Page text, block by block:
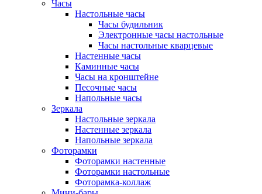
Часы
Настольные часы
Часы будильник
Электронные часы настольные
Часы настольные кварцевые
Настенные часы
Каминные часы
Часы на кронштейне
Песочные часы
Напольные часы
Зеркала
Настольные зеркала
Настенные зеркала
Напольные зеркала
Фоторамки
Фоторамки настенные
Фоторамки настольные
Фоторамка-коллаж